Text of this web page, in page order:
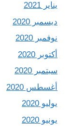
يناير 2021
ديسمبر 2020
نوفمبر 2020
أكتوبر 2020
سبتمبر 2020
أغسطس 2020
يوليو 2020
يونيو 2020